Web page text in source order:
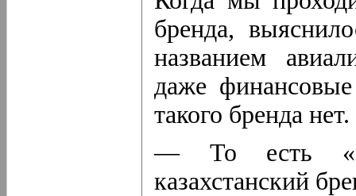
бренда,
названием
даже
такого бренда нет.
— То есть
казахстанский